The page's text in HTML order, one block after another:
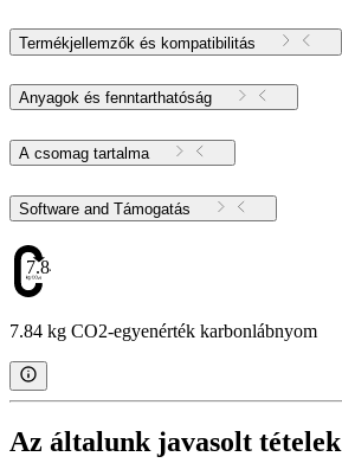
Termékjellemzők és kompatibilitás
Anyagok és fenntarthatóság
A csomag tartalma
Software and Támogatás
7.84
7.84 kg CO2-egyenérték karbonlábnyom
Az általunk javasolt tételek